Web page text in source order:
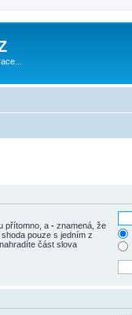
přítomno, a - znamená, že
pouze s jedním z
nahradíte část slova